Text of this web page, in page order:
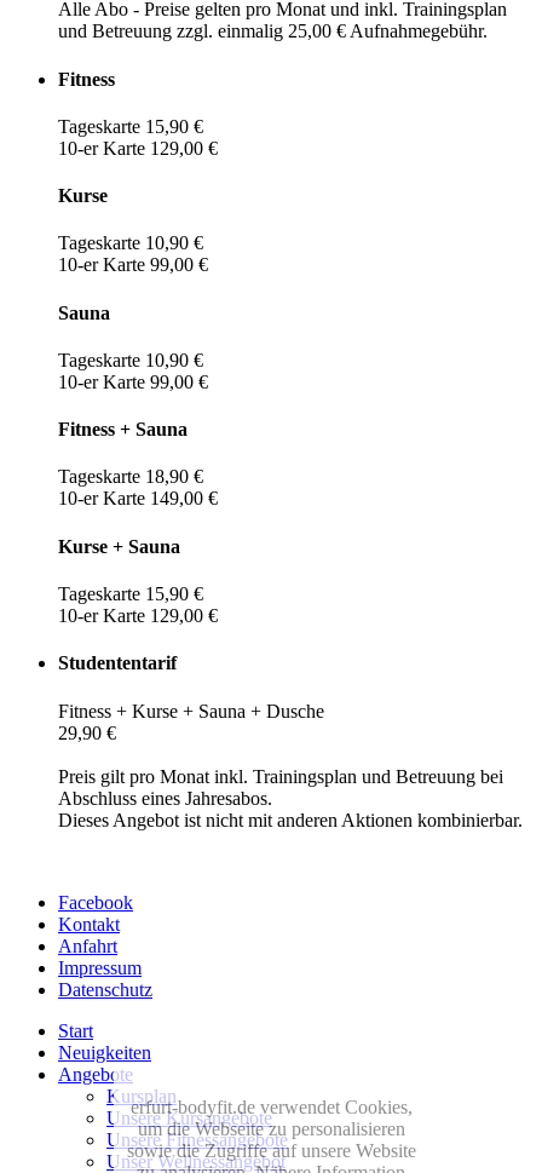
Alle Abo - Preise gelten pro Monat und inkl. Trainingsplan
und Betreuung zzgl. einmalig 25,00 € Aufnahmegebühr.
Fitness
Tageskarte 15,90 €
10-er Karte 129,00 €
Kurse
Tageskarte 10,90 €
10-er Karte 99,00 €
Sauna
Tageskarte 10,90 €
10-er Karte 99,00 €
Fitness + Sauna
Tageskarte 18,90 €
10-er Karte 149,00 €
Kurse + Sauna
Tageskarte 15,90 €
10-er Karte 129,00 €
Studententarif
Fitness + Kurse + Sauna + Dusche
29,90 €
Preis gilt pro Monat inkl. Trainingsplan und Betreuung bei
Abschluss eines Jahresabos.
Dieses Angebot ist nicht mit anderen Aktionen kombinierbar.
Facebook
Kontakt
Anfahrt
Impressum
Datenschutz
Start
Neuigkeiten
Angebote
Kursplan
Unsere Kursangebote
Unsere Fitnessangebote
Unser Wellnessangebot
erfurt-bodyfit.de verwendet Cookies,
um die Webseite zu personalisieren
sowie die Zugriffe auf unsere Website